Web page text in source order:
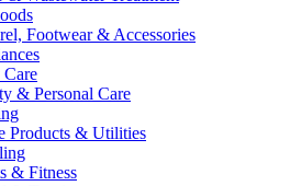
Footwear & Accessories
& Personal Care
Products & Utilities
& Fitness